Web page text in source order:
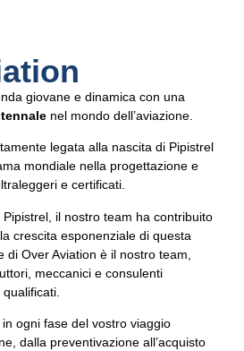
giovane e dinamica con una
nel mondo dell’aviazione.
legata alla nascita di Pipistrel
mondiale nella progettazione e
e certificati.
il nostro team ha contribuito
crescita esponenziale di questa
di Over Aviation è il nostro team,
meccanici e consulenti
ogni fase del vostro viaggio
dalla preventivazione all’acquisto